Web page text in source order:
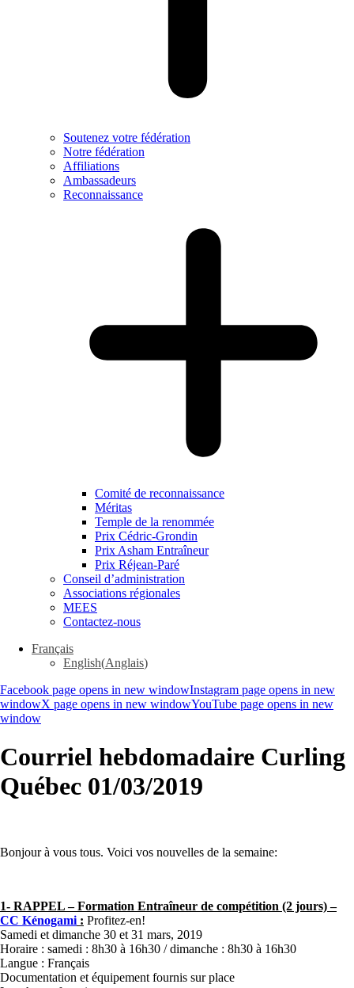
Soutenez votre fédération
Notre fédération
Affiliations
Ambassadeurs
Reconnaissance
Comité de reconnaissance
Méritas
Temple de la renommée
Prix Cédric-Grondin
Prix Asham Entraîneur
Prix Réjean-Paré
Conseil d’administration
Associations régionales
MEES
Contactez-nous
Français
English(Anglais)
Facebook page opens in new windowInstagram page opens in new
windowX page opens in new windowYouTube page opens in new
window
Courriel hebdomadaire Curling
Québec 01/03/2019
Bonjour à vous tous. Voici vos nouvelles de la semaine:
1- RAPPEL – Formation Entraîneur de compétition (2 jours) –
CC Kénogami : Profitez-en!
Samedi et dimanche 30 et 31 mars, 2019
Horaire : samedi : 8h30 à 16h30 / dimanche : 8h30 à 16h30
Langue : Français
Documentation et équipement fournis sur place